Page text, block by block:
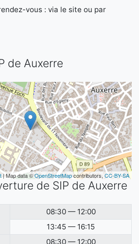
vous : via le site ou par
de Auxerre
| Map data ©OpenStreetMapcontributors, CC-BY-SA
de SIP de Auxerre
08:30 — 12:00
13:45 — 16:15
08:30 — 12:00